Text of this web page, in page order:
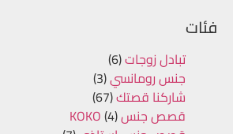
فئات
تبادل زوجات(6)
جنس رومانسي(3)
شاركنا قصتك(67)
قصص جنس KOKO(4)